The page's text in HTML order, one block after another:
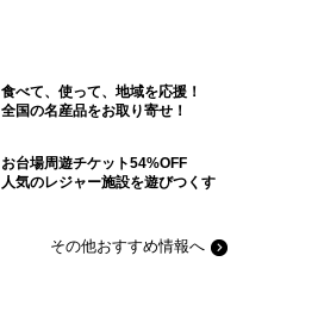
食べて、使って、地域を応援！
全国の名産品をお取り寄せ！
お台場周遊チケット54%OFF
人気のレジャー施設を遊びつくす
その他おすすめ情報へ